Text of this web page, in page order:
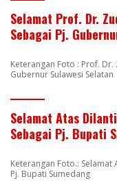
Selamat Prof. Dr.
Sebagai Pj.
Keterangan Foto : Prof. Dr.
Gubernur Sulawesi Selatan
Selamat Atas
Sebagai Pj. Bupati
Keterangan Foto.: Selamat
Pj. Bupati Sumedang